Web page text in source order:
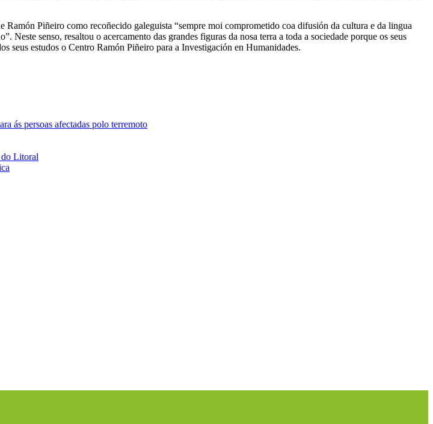
Piñeiro como recoñecido galeguista “sempre moi comprometido coa difusión da cultura e da lingua
senso, resaltou o acercamento das grandes figuras da nosa terra a toda a sociedade porque os seus
seus estudos o Centro Ramón Piñeiro para a Investigación en Humanidades.
ás persoas afectadas polo terremoto
do Litoral